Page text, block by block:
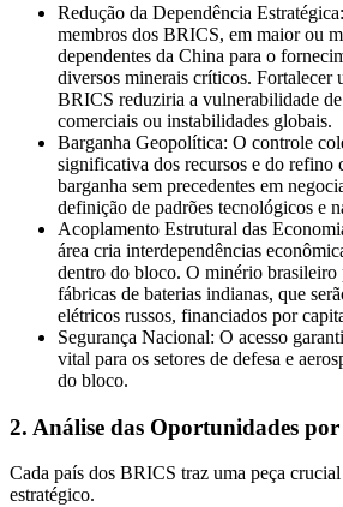
Redução da Dependência
membros dos BRICS, em maior ou
dependentes da China para o
diversos minerais críticos. Fortalecer
BRICS reduziria a vulnerabilidade
comerciais ou instabilidades globais.
Barganha Geopolítica: O controle
significativa dos recursos e do refino
barganha sem precedentes em
definição de padrões tecnológicos e
Acoplamento Estrutural das
área cria interdependências
dentro do bloco. O minério brasileiro
fábricas de baterias indianas, que
elétricos russos, financiados por
Segurança Nacional: O acesso
vital para os setores de defesa e
do bloco.
2. Análise das Oportunidades
Cada país dos BRICS traz uma peça crucial
estratégico.